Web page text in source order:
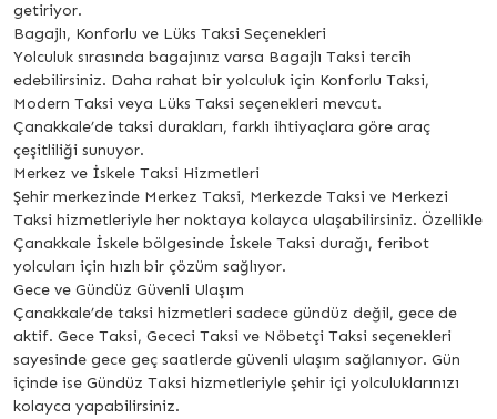
getiriyor.
Bagajlı, Konforlu ve Lüks Taksi Seçenekleri
Yolculuk sırasında bagajınız varsa Bagajlı Taksi tercih
edebilirsiniz. Daha rahat bir yolculuk için Konforlu Taksi,
Modern Taksi veya Lüks Taksi seçenekleri mevcut.
Çanakkale’de taksi durakları, farklı ihtiyaçlara göre araç
çeşitliliği sunuyor.
Merkez ve İskele Taksi Hizmetleri
Şehir merkezinde Merkez Taksi, Merkezde Taksi ve Merkezi
Taksi hizmetleriyle her noktaya kolayca ulaşabilirsiniz. Özellikle
Çanakkale İskele bölgesinde İskele Taksi durağı, feribot
yolcuları için hızlı bir çözüm sağlıyor.
Gece ve Gündüz Güvenli Ulaşım
Çanakkale’de taksi hizmetleri sadece gündüz değil, gece de
aktif. Gece Taksi, Gececi Taksi ve Nöbetçi Taksi seçenekleri
sayesinde gece geç saatlerde güvenli ulaşım sağlanıyor. Gün
içinde ise Gündüz Taksi hizmetleriyle şehir içi yolculuklarınızı
kolayca yapabilirsiniz.